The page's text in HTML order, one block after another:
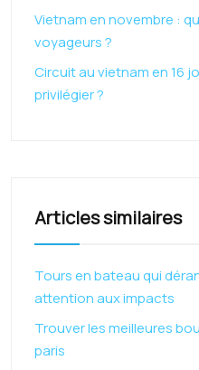
Vietnam en novembre :
voyageurs ?
Circuit au vietnam en 16
privilégier ?
Articles similaires
Tours en bateau qui
attention aux impacts
Trouver les meilleures
paris